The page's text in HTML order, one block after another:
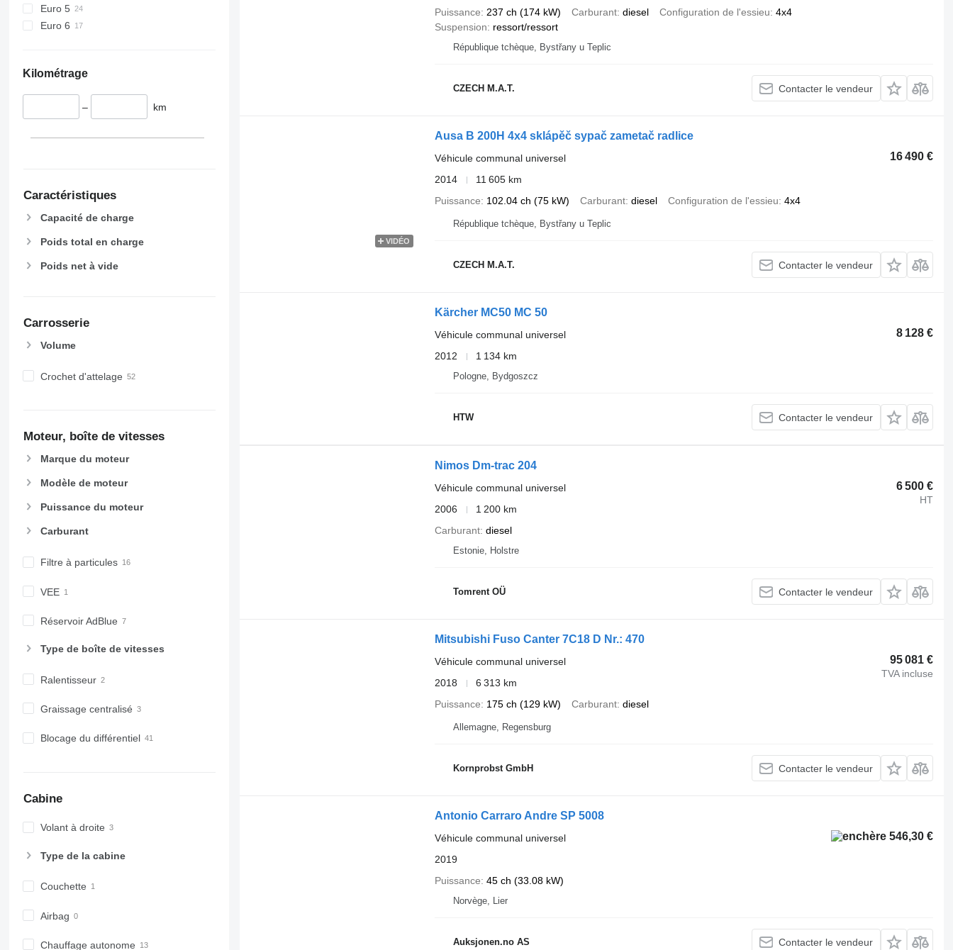
Euro 5
Euro 6
Kilométrage
– km
Caractéristiques
Capacité de charge
Poids total en charge
Poids net à vide
Carrosserie
Volume
Crochet d'attelage
Moteur, boîte de vitesses
Marque du moteur
Modèle de moteur
Puissance du moteur
Carburant
Filtre à particules
VEE
Réservoir AdBlue
Type de boîte de vitesses
Ralentisseur
Graissage centralisé
Blocage du différentiel
Cabine
Volant à droite
Type de la cabine
Couchette
Airbag
Chauffage autonome
Puissance
237 ch (174 kW) Carburant diesel Configuration de l'essieu 4x4
Suspension
ressort/ressort
République tchèque, Bystřany u Teplic
CZECH M.A.T. Contacter le vendeur
VIDÉO
Ausa B 200H 4x4 sklápěč sypač zametač radlice
16 490 €
Véhicule communal universel
2014
11 605 km
Puissance
102.04 ch (75 kW) Carburant diesel Configuration de l'essieu 4x4
République tchèque, Bystřany u Teplic
CZECH M.A.T. Contacter le vendeur
Kärcher MC50 MC 50
8 128 €
Véhicule communal universel
2012
1 134 km
Pologne, Bydgoszcz
HTW Contacter le vendeur
Nimos Dm-trac 204
6 500 €
HT
Véhicule communal universel
2006
1 200 km
Carburant diesel
Estonie, Holstre
Tomrent OÜ Contacter le vendeur
Mitsubishi Fuso Canter 7C18 D Nr.: 470
95 081 €
TVA incluse
Véhicule communal universel
2018
6 313 km
Puissance
175 ch (129 kW) Carburant diesel
Allemagne, Regensburg
Kornprobst GmbH Contacter le vendeur
Antonio Carraro Andre SP 5008
546,30 €
Véhicule communal universel
2019
Puissance 45 ch (33.08 kW)
Norvège, Lier
Auksjonen.no AS Contacter le vendeur